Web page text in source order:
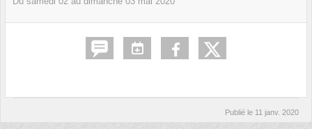
Publié le 11 janv. 2020